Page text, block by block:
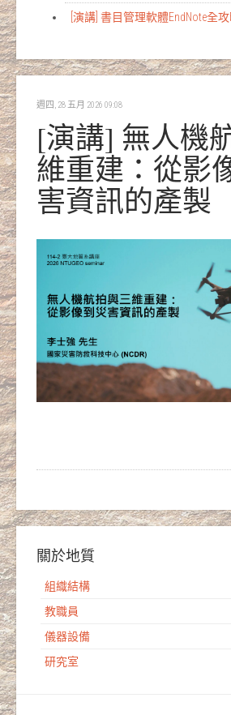
[演講] 書目管理軟體EndNote全
週四, 28 五月 2026 09:08
[演講] 無人機
維重建：從影
害資訊的產製
關於地質
組織結構
教職員
儀器設備
研究室